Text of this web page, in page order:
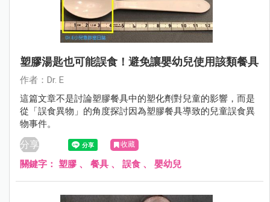
塑膠湯匙也可能誤食！避免讓嬰幼兒使用該類餐具
作者：Dr. E
這篇文章不是討論塑膠餐具中的塑化劑對兒童的影響，而是
從「誤食異物」的角度探討因為塑膠餐具導致的兒童誤食異
物事件。
分享 收藏
關鍵字： 塑膠 、 餐具 、 誤食 、 嬰幼兒